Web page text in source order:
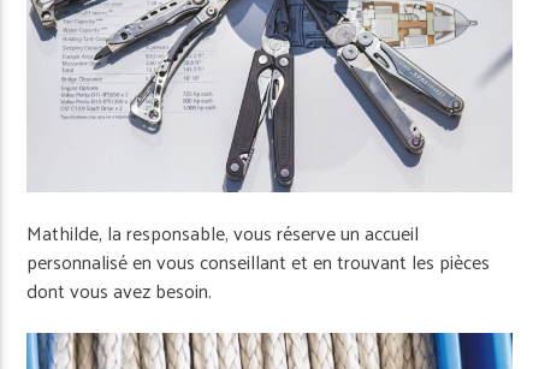
Mathilde, la responsable, vous réserve un accueil
personnalisé en vous conseillant et en trouvant les pièces
dont vous avez besoin.